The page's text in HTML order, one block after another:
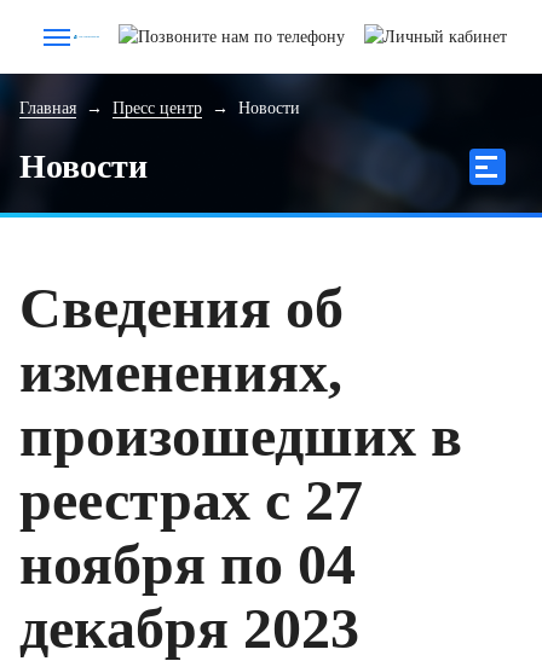
Главная → Пресс центр → Новости
Новости
Сведения об
изменениях,
произошедших в
реестрах с 27
ноября по 04
декабря 2023